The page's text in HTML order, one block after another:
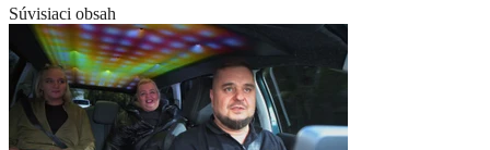
Súvisiaci obsah